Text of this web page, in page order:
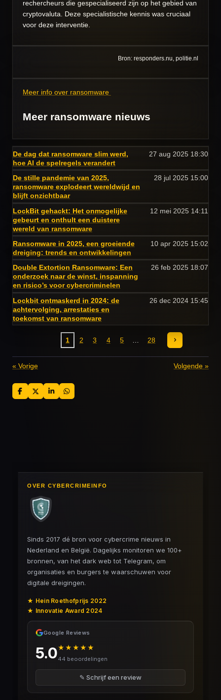
rechercheurs die gespecialiseerd zijn op het gebied van
cryptovaluta. Deze specialistische kennis was cruciaal
voor deze interventie.
Bron: responders.nu, politie.nl
Meer info over ransomware
Meer ransomware nieuws
De dag dat ransomware slim werd,
hoe AI de spelregels verandert
27 aug 2025 18:30
De stille pandemie van 2025,
ransomware explodeert wereldwijd en
blijft onzichtbaar
28 jul 2025 15:00
LockBit gehackt: Het onmogelijke
gebeurt en onthult een duistere
wereld van ransomware
12 mei 2025 14:11
Ransomware in 2025, een groeiende
dreiging: trends en ontwikkelingen
10 apr 2025 15:02
Double Extortion Ransomware: Een
onderzoek naar de winst, inspanning
en risico’s voor cybercriminelen
26 feb 2025 18:07
Lockbit ontmaskerd in 2024: de
achtervolging, arrestaties en
toekomst van ransomware
26 dec 2024 15:45
1 2 3 4 5 28
« Vorige Volgende »
D
e
D
e
S
h
D
e
OVER CYBERCRIMEINFO
Sinds 2017 dé bron voor cybercrime nieuws in
Nederland en België. Dagelijks monitoren we 100+
bronnen, van het dark web tot Telegram, om
organisaties en burgers te waarschuwen voor
digitale dreigingen.
★ Hein Roethofprijs 2022
★ Innovatie Award 2024
Google Reviews
5.0★★★★★
44 beoordelingen
✎ Schrijf een review